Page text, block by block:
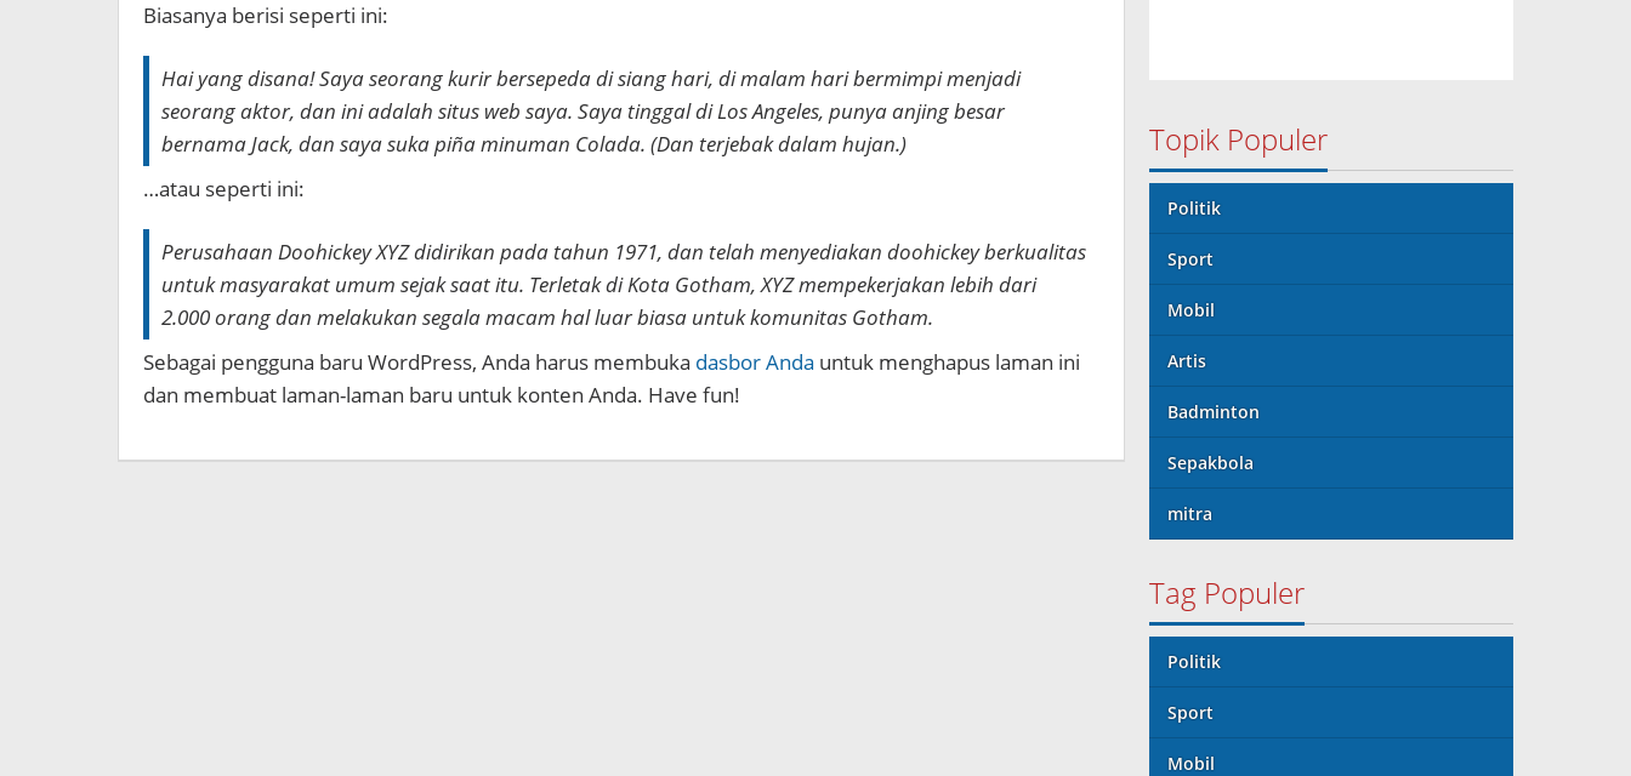
Biasanya berisi seperti ini:
Hai yang disana! Saya seorang kurir bersepeda di siang hari, di malam hari bermimpi menjadi
seorang aktor, dan ini adalah situs web saya. Saya tinggal di Los Angeles, punya anjing besar
bernama Jack, dan saya suka piña minuman Colada. (Dan terjebak dalam hujan.)
…atau seperti ini:
Perusahaan Doohickey XYZ didirikan pada tahun 1971, dan telah menyediakan doohickey berkualitas
untuk masyarakat umum sejak saat itu. Terletak di Kota Gotham, XYZ mempekerjakan lebih dari
2.000 orang dan melakukan segala macam hal luar biasa untuk komunitas Gotham.
Sebagai pengguna baru WordPress, Anda harus membuka dasbor Anda untuk menghapus laman ini
dan membuat laman-laman baru untuk konten Anda. Have fun!
Topik Populer
Politik
Sport
Mobil
Artis
Badminton
Sepakbola
mitra
Tag Populer
Politik
Sport
Mobil